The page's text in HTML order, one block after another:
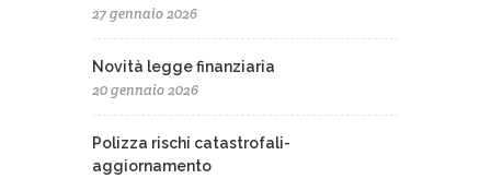
27 gennaio 2026
Novità legge finanziaria
20 gennaio 2026
Polizza rischi catastrofali-
aggiornamento